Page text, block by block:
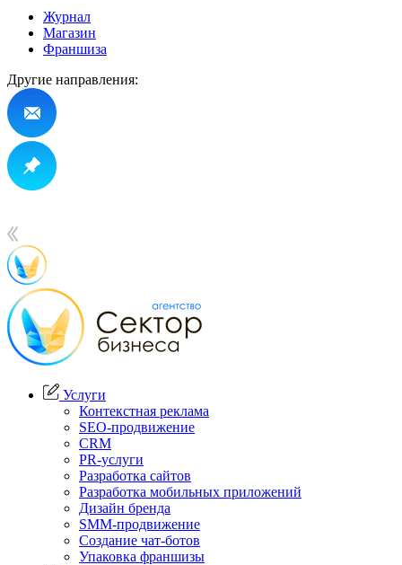
Журнал
Магазин
Франшиза
Другие направления:
Услуги
Контекстная реклама
SEO-продвижение
CRM
PR-услуги
Разработка сайтов
Разработка мобильных приложений
Дизайн бренда
SMM-продвижение
Создание чат-ботов
Упаковка франшизы